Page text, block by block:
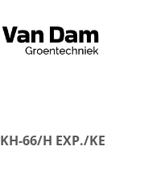
KH-66/H EXP./KE